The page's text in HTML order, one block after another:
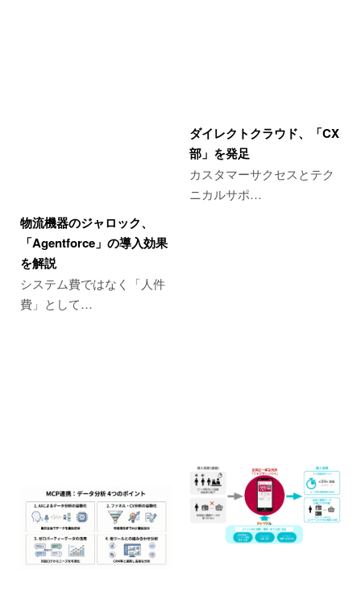
物流機器のジャロック、
「Agentforce」の導入効果
を解説
システム費ではなく「人件
費」として…
ダイレクトクラウド、「CX
部」を発足
カスタマーサクセスとテク
ニカルサポ…